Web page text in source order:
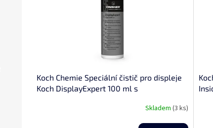
Koch Chemie Speciální čistič pro displeje
Koch DisplayExpert 100 ml s
Skladem (3 ks)